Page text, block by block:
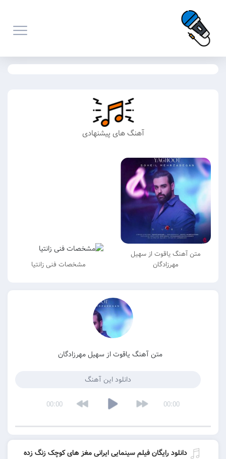
آهنگ های پیشنهادی
یاقوت از سهیل
مشخصات فنی زانتیا
نیسان –
متن آهنگ یاقوت از سهیل مهرزادگان
دانلود این آهنگ
رایگان فیلم سینمایی ایرانی مغز های کوچک زنگ زده